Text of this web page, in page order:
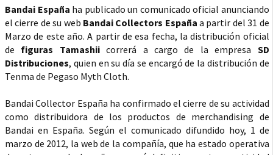
Bandai España ha publicado un comunicado oficial anunciando
el cierre de su web Bandai Collectors España a partir del 31 de
Marzo de este año. A partir de esa fecha, la distribución oficial
de figuras Tamashiicorrerá a cargo de la empresa SD
Distribuciones, quien en su día se encargó de la distribución de
Tenma de Pegaso Myth Cloth.
Bandai Collector España ha confirmado el cierre de su actividad
como distribuidora de los productos de merchandising de
Bandai en España. Según el comunicado difundido hoy, 1 de
marzo de 2012, la web de la compañía, que ha estado operativa